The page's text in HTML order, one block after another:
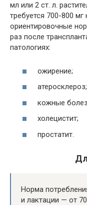
мл или 2 ст. л.
требуется 700-800
ориентировочные
раз после
патологиях:
ожирение;
атеросклероз;
кожные
холецистит;
простатит.
Норма
и лактации — от